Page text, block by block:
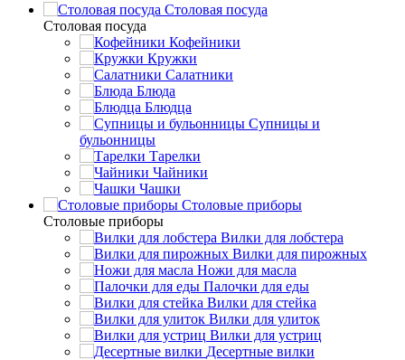
Столовая посуда
Столовая посуда
Кофейники
Кружки
Салатники
Блюда
Блюдца
Супницы и
бульонницы
Тарелки
Чайники
Чашки
Cтоловые приборы
Cтоловые приборы
Вилки для лобстера
Вилки для пирожных
Ножи для масла
Палочки для еды
Вилки для стейка
Вилки для улиток
Вилки для устриц
Десертные вилки